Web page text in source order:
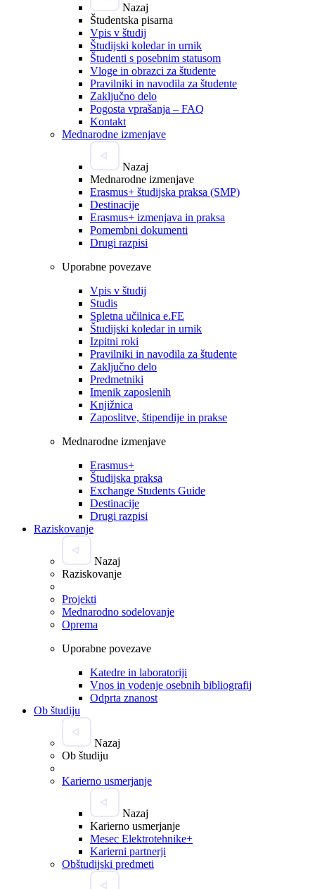
Nazaj
Študentska pisarna
Vpis v študij
Študijski koledar in urnik
Študenti s posebnim statusom
Vloge in obrazci za študente
Pravilniki in navodila za študente
Zaključno delo
Pogosta vprašanja – FAQ
Kontakt
Mednarodne izmenjave
Nazaj
Mednarodne izmenjave
Erasmus+ študijska praksa (SMP)
Destinacije
Erasmus+ izmenjava in praksa
Pomembni dokumenti
Drugi razpisi
Uporabne povezave
Vpis v študij
Studis
Spletna učilnica e.FE
Študijski koledar in urnik
Izpitni roki
Pravilniki in navodila za študente
Zaključno delo
Predmetniki
Imenik zaposlenih
Knjižnica
Zaposlitve, štipendije in prakse
Mednarodne izmenjave
Erasmus+
Študijska praksa
Exchange Students Guide
Destinacije
Drugi razpisi
Raziskovanje
Nazaj
Raziskovanje
Projekti
Mednarodno sodelovanje
Oprema
Uporabne povezave
Katedre in laboratoriji
Vnos in vodenje osebnih bibliografij
Odprta znanost
Ob študiju
Nazaj
Ob študiju
Karierno usmerjanje
Nazaj
Karierno usmerjanje
Mesec Elektrotehnike+
Karierni partnerji
Obštudijski predmeti